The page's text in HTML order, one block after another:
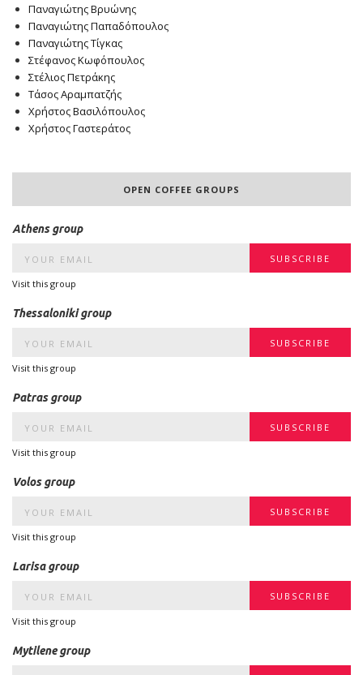
Παναγιώτης Βρυώνης
Παναγιώτης Παπαδόπουλος
Παναγιώτης Τίγκας
Στέφανος Κωφόπουλος
Στέλιος Πετράκης
Τάσος Αραμπατζής
Χρήστος Βασιλόπουλος
Χρήστος Γαστεράτος
OPEN COFFEE GROUPS
Athens group
Visit this group
Thessaloniki group
Visit this group
Patras group
Visit this group
Volos group
Visit this group
Larisa group
Visit this group
Mytilene group